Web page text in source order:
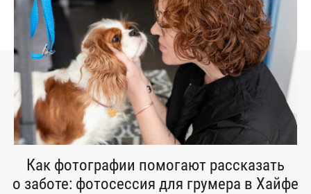
Как фотографии помогают рассказать
о заботе: фотосессия для грумера в Хайфе